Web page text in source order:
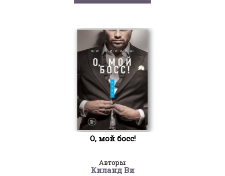
О, мой босс!
Авторы:
Киланд Ви